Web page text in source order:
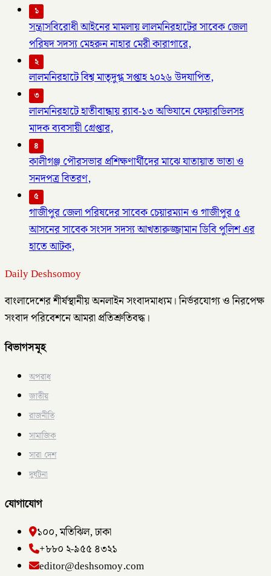
১
সন্ত্রাসবিরোধী আইনের মামলায় লালমনিরহাটের সাবেক জেলা
পরিষদ সদস্য মেহরুন নাহার মেরী কারাগারে,
২
লালমনিরহাটে বিশ্ব মাতৃদুগ্ধ সপ্তাহ ২০২৬ উদযাপিত,
৩
লালমনিরহাটে হাতীবান্ধায় র‌্যাব-১৩ অভিযানে ফেয়ারডিলসহ
মাদক ব্যবসায়ী গ্রেপ্তার,
৪
কালীগঞ্জ পৌরসভার প্রশিক্ষণার্থীদের মাঝে যাতায়াত ভাতা ও
সনদপত্র বিতরণ,
৫
গাজীপুর জেলা পরিষদের সাবেক চেয়ারম্যান ও গাজীপুর ৫
আসনের সাবেক সংসদ সদস্য আখতারুজ্জামান ডিবি পুলিশ এর
হাতে আটক,
Daily Deshsomoy
বাংলাদেশের শীর্ষস্থানীয় অনলাইন সংবাদমাধ্যম। নির্ভরযোগ্য ও নিরপেক্ষ
সংবাদ পরিবেশনে আমরা প্রতিশ্রুতিবদ্ধ।
বিভাগসমূহ
অপরাধ
জাতীয়
রাজনীতি
সামাজিক
সারা দেশ
দুর্ঘটনা
যোগাযোগ
১০০, মতিঝিল, ঢাকা
+৮৮০ ২-৯৫৫ ৪৩২১
editor@deshsomoy.com